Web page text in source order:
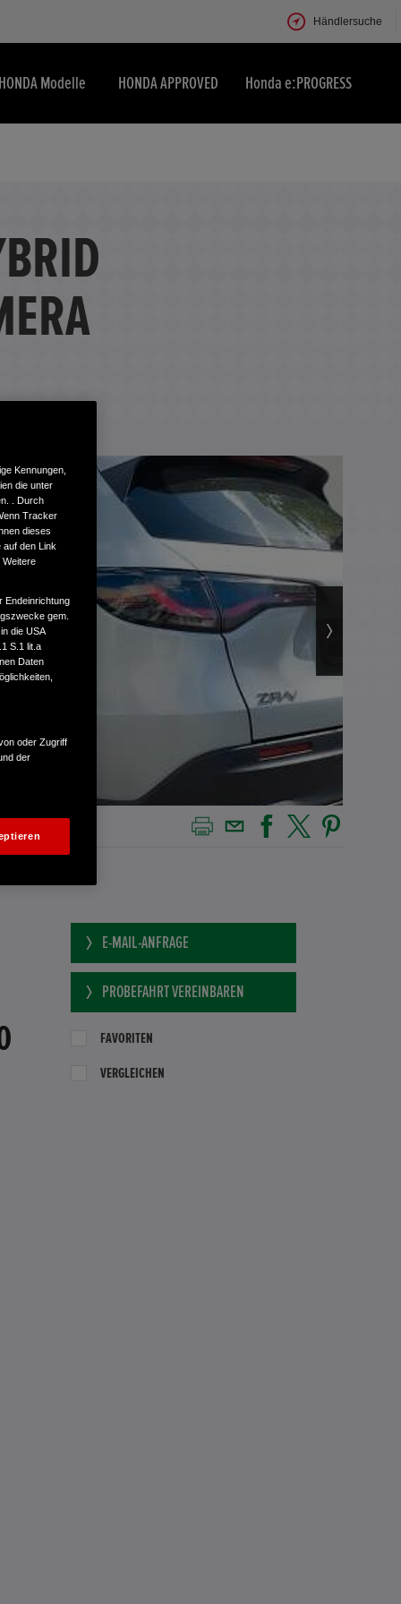
Händlersuche
Modelle HONDA APPROVED Honda e:PROGRESS
E-MAIL-ANFRAGE
PROBEFAHRT VEREINBAREN
FAVORITEN
VERGLEICHEN
Kennungen,
die unter
. Durch
Tracker
dieses
auf den Link
Weitere
Endeinrichtung
gem.
die USA
S.1 lit.a
Daten
oder Zugriff
der